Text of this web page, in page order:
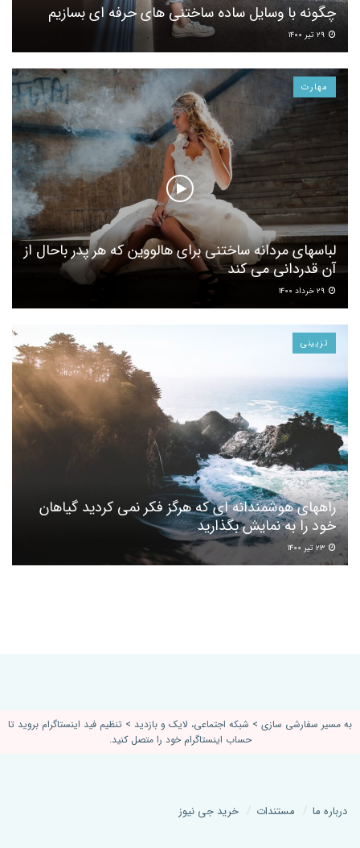
چگونه با وسایل ساده ساختنی های حرفه ای بسازیم
مهارت
لباسهای مردانه ساختنی برای هالووین که هر پدر باحال از
آن قدردانی می کند
تزیینی
راههای هوشمندانه ای که هرگز فکر نمی کردید گیاهان
خود را به نمایش بگذارید
به مسیر سفارشی سازی > شبکه اجتماعی، لایک و بازدید > تنظیم فید اینستاگرام بروید تا
حساب اینستاگرام خود را متصل کنید.
درباره ما مستندات خرید جی نیوز